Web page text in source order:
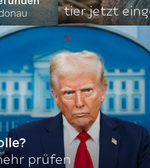
tier jetzt
prüfen